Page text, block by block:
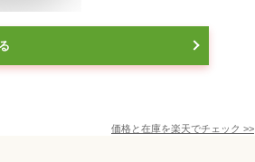
価格と在庫を楽天でチェック >>